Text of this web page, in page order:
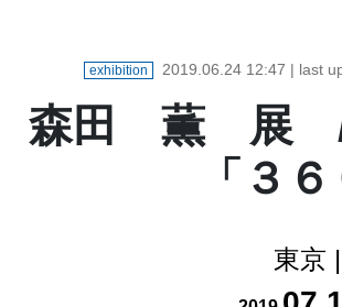
exhibition 2019.06.24 12:47 | last
森田 薫 展
「３
東京 |